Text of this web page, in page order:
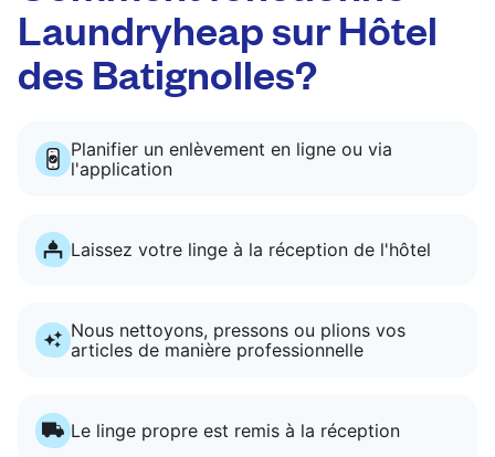
Laundryheap sur Hôtel
des Batignolles?
Planifier un enlèvement en ligne ou via
l'application
Laissez votre linge à la réception de l'hôtel
Nous nettoyons, pressons ou plions vos
articles de manière professionnelle
Le linge propre est remis à la réception